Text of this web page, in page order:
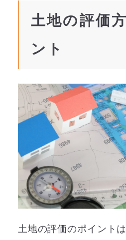
土地の評価
ント
土地の評価のポイント